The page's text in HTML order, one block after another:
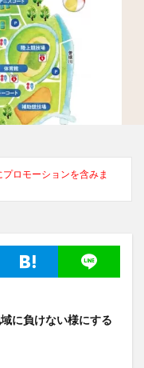
ロモーションを含みま
に負けない様にする